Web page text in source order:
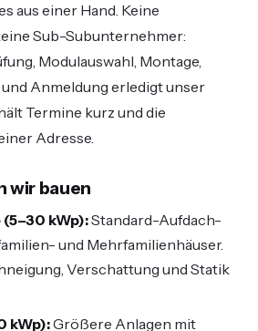
aus einer Hand. Keine
Sub-Subunternehmer:
Modulauswahl, Montage,
Anmeldung erledigt unser
Termine kurz und die
Adresse.
wir bauen
kWp):Standard-Aufdach-
und Mehrfamilienhäuser.
Verschattung und Statik
kWp):Größere Anlagen mit